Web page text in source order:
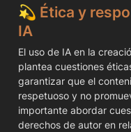
💫 Ética y
IA
El uso de IA en la
plantea cuestiones
garantizar que el
respetuoso y no
importante abordar
derechos de autor en